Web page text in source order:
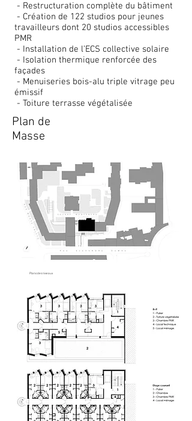
- Restructuration complète du bâtiment
- Création de 122 studios pour jeunes
travailleurs dont 20 studios accessibles
PMR
- Installation de l’ECS collective solaire
- Isolation thermique renforcée des
façades
- Menuiseries bois-alu triple vitrage peu
émissif
- Toiture terrasse végétalisée
Plan de
Masse
Plans des niveaux